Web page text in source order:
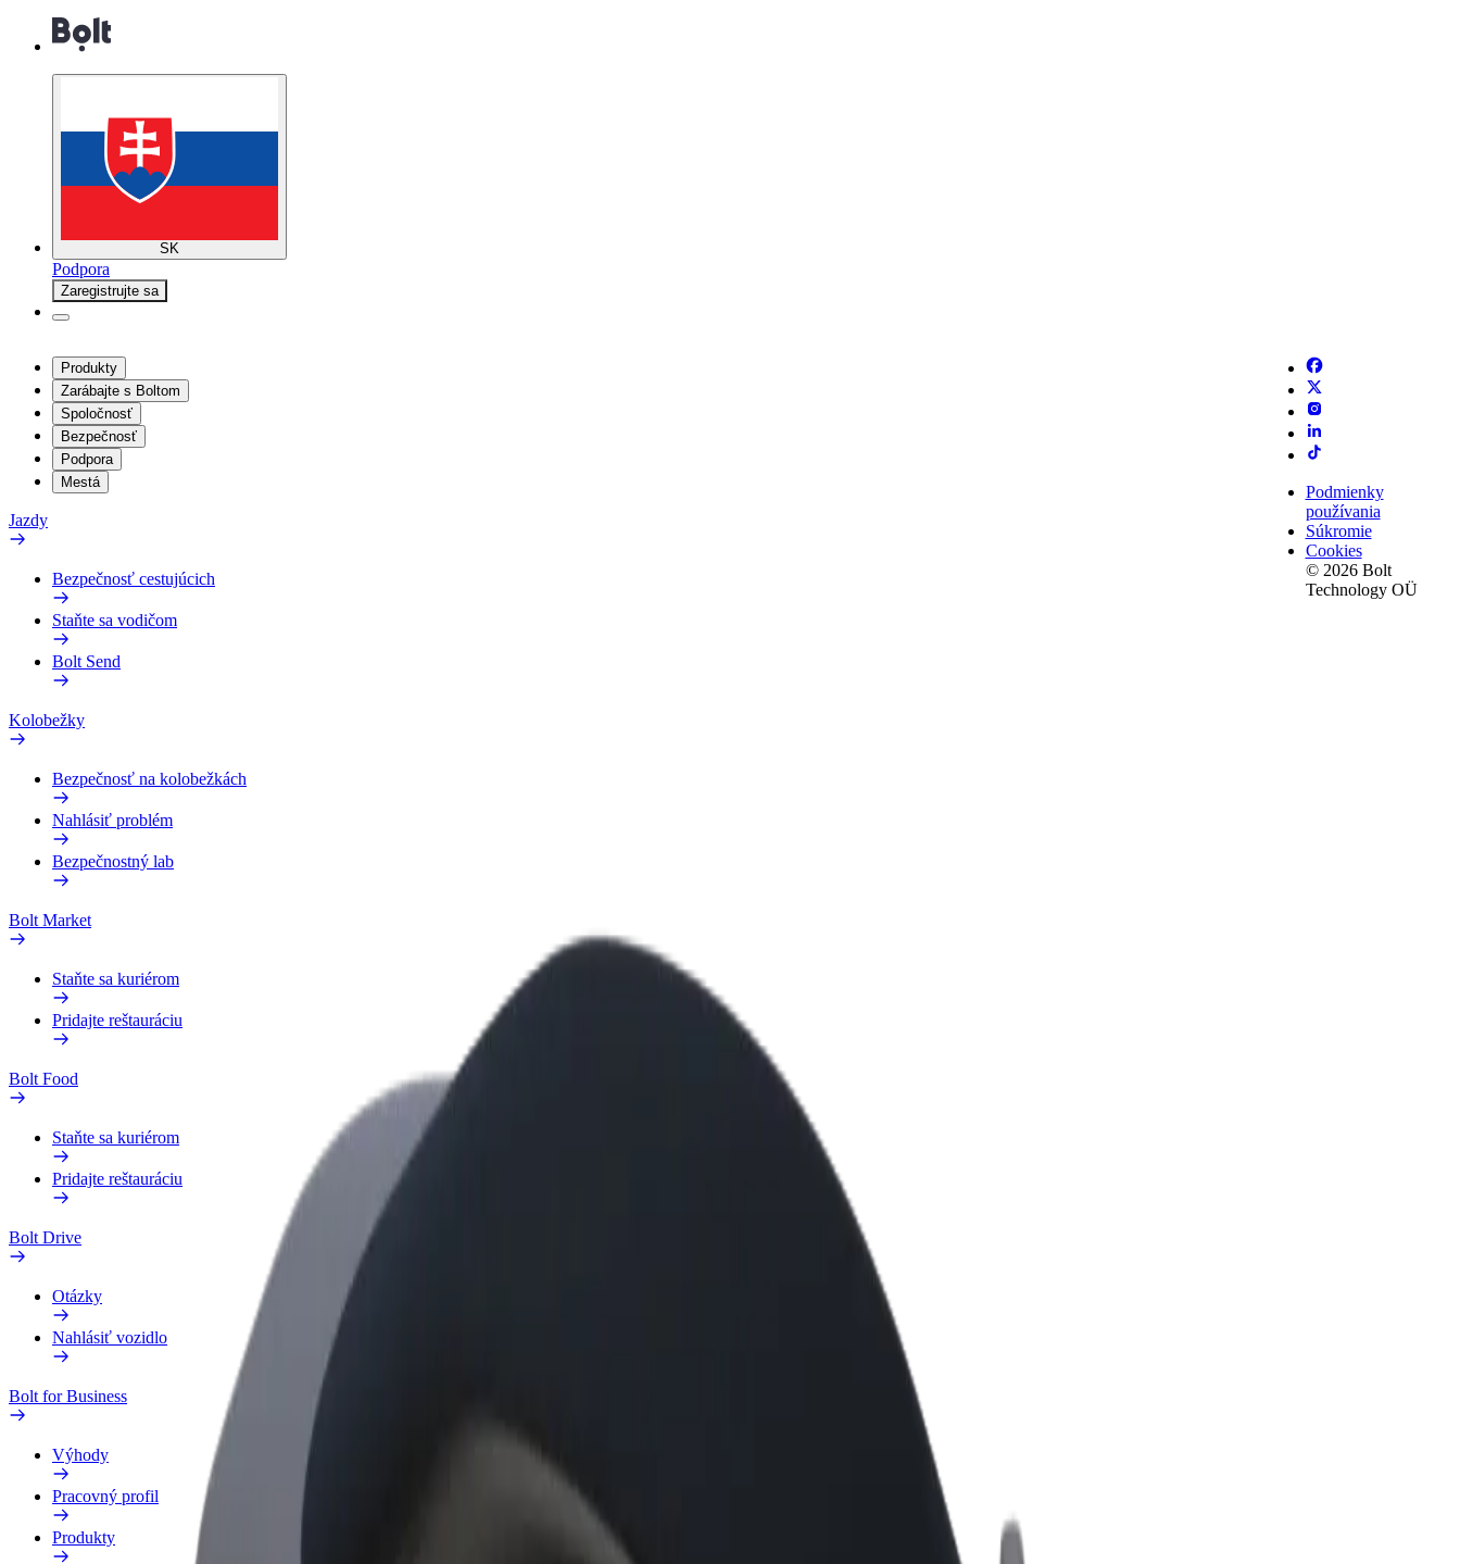
SK
Podpora
Zaregistrujte sa
Produkty
Zarábajte s Boltom
Spoločnosť
Bezpečnosť
Podpora
Mestá
Jazdy
Bezpečnosť cestujúcich
Staňte sa vodičom
Bolt Send
Kolobežky
Bezpečnosť na kolobežkách
Nahlásiť problém
Bezpečnostný lab
Bolt Market
Staňte sa kuriérom
Pridajte reštauráciu
Bolt Food
Staňte sa kuriérom
Pridajte reštauráciu
Bolt Drive
Otázky
Nahlásiť vozidlo
Bolt for Business
Výhody
Pracovný profil
Produkty
Podmienky
používania
Súkromie
Cookies
© 2026 Bolt
Technology OÜ